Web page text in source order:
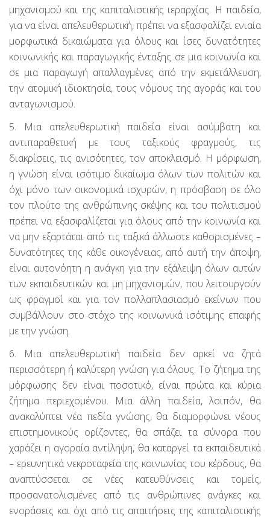
μηχανισμού και της καπιταλιστικής ιεραρχίας. Η παιδεία,
για να είναι απελευθερωτική, πρέπει να εξασφαλίζει ενιαία
μορφωτικά δικαιώματα για όλους και ίσες δυνατότητες
κοινωνικής και παραγωγικής ένταξης σε μια κοινωνία και
σε μια παραγωγή απαλλαγμένες από την εκμετάλλευση,
την ατομική ιδιοκτησία, τους νόμους της αγοράς και του
ανταγωνισμού.
5. Μια απελευθερωτική παιδεία είναι ασύμβατη και
αντιπαραθετική με τους ταξικούς φραγμούς, τις
διακρίσεις, τις ανισότητες, τον αποκλεισμό. Η μόρφωση,
η γνώση είναι ισότιμο δικαίωμα όλων των πολιτών και
όχι μόνο των οικονομικά ισχυρών, η πρόσβαση σε όλο
τον πλούτο της ανθρώπινης σκέψης και του πολιτισμού
πρέπει να εξασφαλίζεται για όλους από την κοινωνία και
να μην εξαρτάται από τις ταξικά άλλωστε καθορισμένες –
δυνατότητες της κάθε οικογένειας, από αυτή την άποψη,
είναι αυτονόητη η ανάγκη για την εξάλειψη όλων αυτών
των εκπαιδευτικών και μη μηχανισμών, που λειτουργούν
ως φραγμοί και για τον πολλαπλασιασμό εκείνων που
συμβάλλουν στο στόχο της κοινωνικά ισότιμης επαφής
με την γνώση.
6. Μια απελευθερωτική παιδεία δεν αρκεί να ζητά
περισσότερη ή καλύτερη γνώση για όλους. Το ζήτημα της
μόρφωσης δεν είναι ποσοτικό, είναι πρώτα και κύρια
ζήτημα περιεχομένου. Μια άλλη παιδεία, λοιπόν, θα
ανακαλύπτει νέα πεδία γνώσης, θα διαμορφώνει νέους
επιστημονικούς ορίζοντες, θα σπάζει τα σύνορα που
χαράζει η αγοραία αντίληψη, θα καταργεί τα εκπαιδευτικά
– ερευνητικά νεκροταφεία της κοινωνίας του κέρδους, θα
αναπτύσσεται σε νέες κατευθύνσεις και τομείς,
προσανατολισμένες από τις ανθρώπινες ανάγκες και
ενοράσεις και όχι από τις απαιτήσεις της καπιταλιστικής